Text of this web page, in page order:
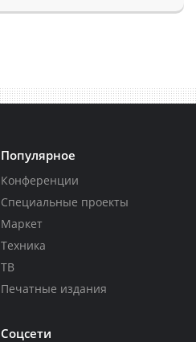
Популярное
Конференции
Специальные проекты
Маркет
Техника
ТВ
Печатные издания
Соцсети